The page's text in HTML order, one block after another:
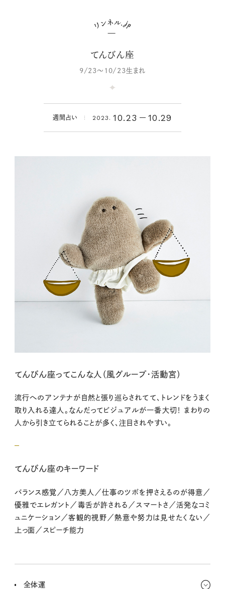
てんびん座
9/23～10/23生まれ
週間占い 2023. 10.23 10.29
てんびん座ってこんな人（風グループ・活動宮）
流行へのアンテナが自然と張り巡らされてて、トレンドをうまく
取り入れる達人。なんだってビジュアルが一番大切！ まわりの
人から引き立てられることが多く、注目されやすい。
てんびん座のキーワード
バランス感覚／八方美人／仕事のツボを押さえるのが得意／
優雅でエレガント／毒舌が許される／スマートさ／活発なコミ
ュニケーション／客観的視野／熱意や努力は見せたくない／
上っ面／スピーチ能力
全体運